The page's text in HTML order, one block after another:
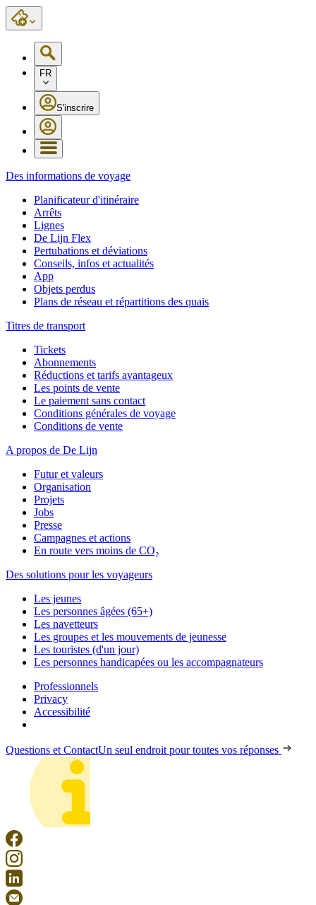
FR
S'inscrire
Des informations de voyage
Planificateur d'itinéraire
Arrêts
Lignes
De Lijn Flex
Pertubations et déviations
Conseils, infos et actualités
App
Objets perdus
Plans de réseau et répartitions des quais
Titres de transport
Tickets
Abonnements
Réductions et tarifs avantageux
Les points de vente
Le paiement sans contact
Conditions générales de voyage
Conditions de vente
A propos de De Lijn
Futur et valeurs
Organisation
Projets
Jobs
Presse
Campagnes et actions
En route vers moins de CO₂
Des solutions pour les voyageurs
Les jeunes
Les personnes âgées (65+)
Les navetteurs
Les groupes et les mouvements de jeunesse
Les touristes (d'un jour)
Les personnes handicapées ou les accompagnateurs
Professionnels
Privacy
Accessibilité
Questions et ContactUn seul endroit pour toutes vos réponses